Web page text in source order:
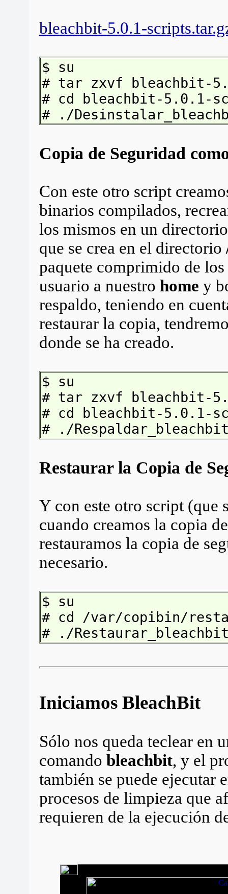
bleachbit-5.0.1-
$ su
# tar zxvf bleachbit-
# cd bleachbit-5.0.1-
# ./
Copia de Seguridad
Con este otro script
binarios compilados,
los mismos en un
que se crea en el directorio
paquete comprimido de
usuario a nuestro home y
respaldo, teniendo en
restaurar la copia,
donde se ha creado.
$ su
# tar zxvf bleachbit-
# cd bleachbit-5.0.1-
# ./
Restaurar la Copia de
Y con este otro script (que
cuando creamos la copia
restauramos la copia de
necesario.
$ su
# cd /var/copibin/
# ./
Iniciamos BleachBit
Sólo nos queda teclear en
comando bleachbit, y el
también se puede ejecutar
procesos de limpieza que
requieren de la ejecución